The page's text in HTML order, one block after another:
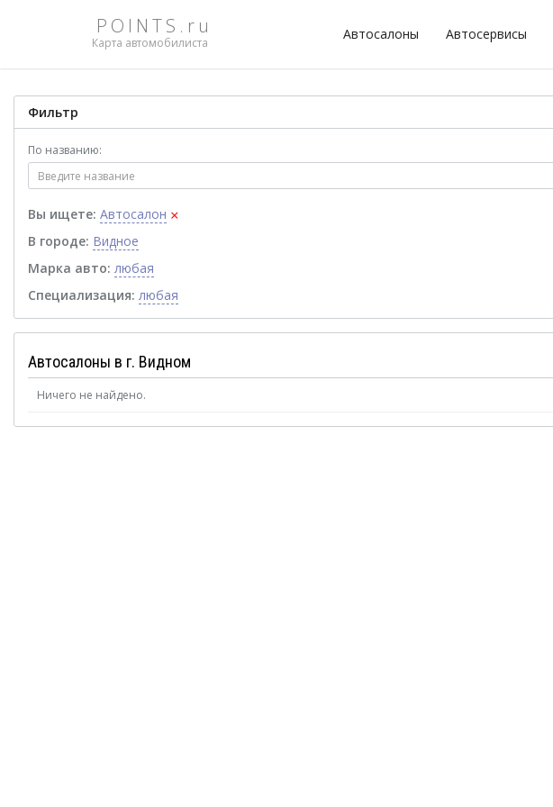
POINTS.ru
Карта автомобилиста
Автосалоны Автосервисы
Фильтр
По названию:
Вы ищете: Автосалон ×
В городе: Видное
Марка авто: любая
Специализация: любая
Автосалоны в г. Видном
Ничего не найдено.